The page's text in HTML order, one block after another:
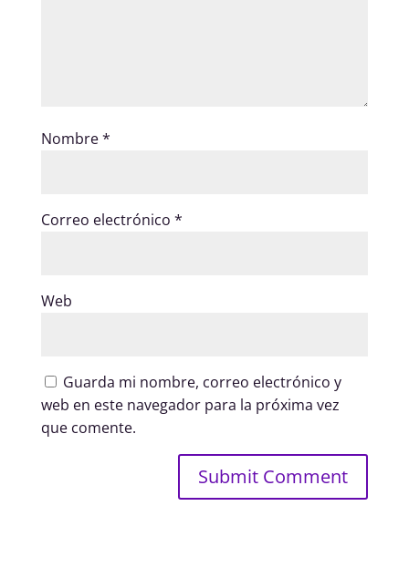
Nombre*
Correo electrónico *
Web
Guarda mi nombre, correo electrónico y
web en este navegador para la próxima vez
que comente.